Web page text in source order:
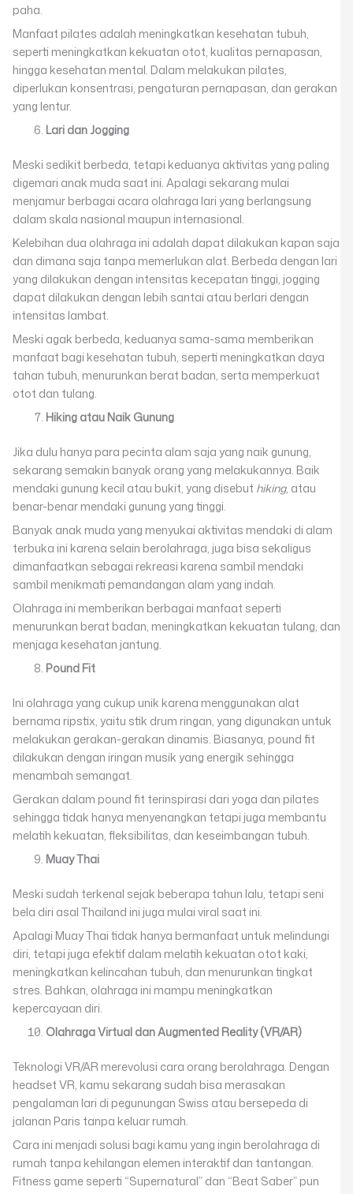
paha.
Manfaat pilates adalah meningkatkan kesehatan tubuh,
seperti meningkatkan kekuatan otot, kualitas pernapasan,
hingga kesehatan mental. Dalam melakukan pilates,
diperlukan konsentrasi, pengaturan pernapasan, dan gerakan
yang lentur.
Lari dan Jogging
Meski sedikit berbeda, tetapi keduanya aktivitas yang paling
digemari anak muda saat ini. Apalagi sekarang mulai
menjamur berbagai acara olahraga lari yang berlangsung
dalam skala nasional maupun internasional.
Kelebihan dua olahraga ini adalah dapat dilakukan kapan saja
dan dimana saja tanpa memerlukan alat. Berbeda dengan lari
yang dilakukan dengan intensitas kecepatan tinggi, jogging
dapat dilakukan dengan lebih santai atau berlari dengan
intensitas lambat.
Meski agak berbeda, keduanya sama-sama memberikan
manfaat bagi kesehatan tubuh, seperti meningkatkan daya
tahan tubuh, menurunkan berat badan, serta memperkuat
otot dan tulang.
Hiking atau Naik Gunung
Jika dulu hanya para pecinta alam saja yang naik gunung,
sekarang semakin banyak orang yang melakukannya. Baik
mendaki gunung kecil atau bukit, yang disebut hiking, atau
benar-benar mendaki gunung yang tinggi.
Banyak anak muda yang menyukai aktivitas mendaki di alam
terbuka ini karena selain berolahraga, juga bisa sekaligus
dimanfaatkan sebagai rekreasi karena sambil mendaki
sambil menikmati pemandangan alam yang indah.
Olahraga ini memberikan berbagai manfaat seperti
menurunkan berat badan, meningkatkan kekuatan tulang, dan
menjaga kesehatan jantung.
Pound Fit
Ini olahraga yang cukup unik karena menggunakan alat
bernama ripstix, yaitu stik drum ringan, yang digunakan untuk
melakukan gerakan-gerakan dinamis. Biasanya, pound fit
dilakukan dengan iringan musik yang energik sehingga
menambah semangat.
Gerakan dalam pound fit terinspirasi dari yoga dan pilates
sehingga tidak hanya menyenangkan tetapi juga membantu
melatih kekuatan, fleksibilitas, dan keseimbangan tubuh.
Muay Thai
Meski sudah terkenal sejak beberapa tahun lalu, tetapi seni
bela diri asal Thailand ini juga mulai viral saat ini.
Apalagi Muay Thai tidak hanya bermanfaat untuk melindungi
diri, tetapi juga efektif dalam melatih kekuatan otot kaki,
meningkatkan kelincahan tubuh, dan menurunkan tingkat
stres. Bahkan, olahraga ini mampu meningkatkan
kepercayaan diri.
Olahraga Virtual dan Augmented Reality (VR/AR)
Teknologi VR/AR merevolusi cara orang berolahraga. Dengan
headset VR, kamu sekarang sudah bisa merasakan
pengalaman lari di pegunungan Swiss atau bersepeda di
jalanan Paris tanpa keluar rumah.
Cara ini menjadi solusi bagi kamu yang ingin berolahraga di
rumah tanpa kehilangan elemen interaktif dan tantangan.
Fitness game seperti “Supernatural” dan “Beat Saber” pun